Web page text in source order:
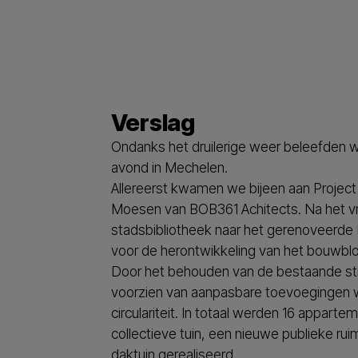
Verslag
Ondanks het druilerige weer beleefden
avond in Mechelen.
Allereerst kwamen we bijeen aan
Moesen van BOB361 Achitects. Na het
stadsbibliotheek naar het
voor de herontwikkeling van het
Door het behouden van de bestaande
voorzien van aanpasbare
circulariteit. In totaal werden 16
collectieve tuin, een nieuwe publieke
daktuin gerealiseerd.